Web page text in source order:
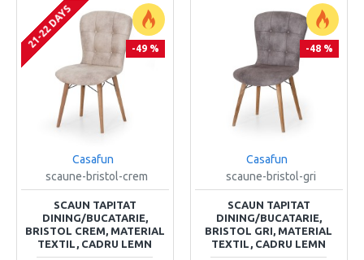
-49 %
21-22 DAYS
Casafun
scaune-bristol-crem
SCAUN TAPITAT
DINING/BUCATARIE,
BRISTOL CREM, MATERIAL
TEXTIL, CADRU LEMN
-48 %
Casafun
scaune-bristol-gri
SCAUN TAPITAT
DINING/BUCATARIE,
BRISTOL GRI, MATERIAL
TEXTIL, CADRU LEMN